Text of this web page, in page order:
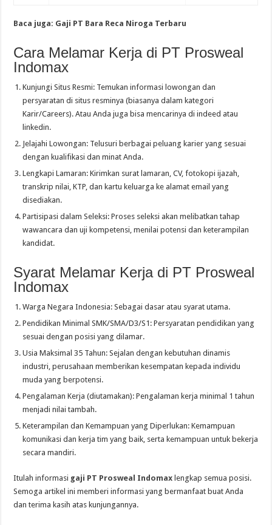
Baca juga: Gaji PT Bara Reca Niroga Terbaru
Cara Melamar Kerja di PT Prosweal
Indomax
Kunjungi Situs Resmi: Temukan informasi lowongan dan
persyaratan di situs resminya (biasanya dalam kategori
Karir/Careers). Atau Anda juga bisa mencarinya di indeed atau
linkedin.
Jelajahi Lowongan: Telusuri berbagai peluang karier yang sesuai
dengan kualifikasi dan minat Anda.
Lengkapi Lamaran: Kirimkan surat lamaran, CV, fotokopi ijazah,
transkrip nilai, KTP, dan kartu keluarga ke alamat email yang
disediakan.
Partisipasi dalam Seleksi: Proses seleksi akan melibatkan tahap
wawancara dan uji kompetensi, menilai potensi dan keterampilan
kandidat.
Syarat Melamar Kerja di PT Prosweal
Indomax
Warga Negara Indonesia: Sebagai dasar atau syarat utama.
Pendidikan Minimal SMK/SMA/D3/S1: Persyaratan pendidikan yang
sesuai dengan posisi yang dilamar.
Usia Maksimal 35 Tahun: Sejalan dengan kebutuhan dinamis
industri, perusahaan memberikan kesempatan kepada individu
muda yang berpotensi.
Pengalaman Kerja (diutamakan): Pengalaman kerja minimal 1 tahun
menjadi nilai tambah.
Keterampilan dan Kemampuan yang Diperlukan: Kemampuan
komunikasi dan kerja tim yang baik, serta kemampuan untuk bekerja
secara mandiri.
Itulah informasi gaji PT Prosweal Indomax lengkap semua posisi.
Semoga artikel ini memberi informasi yang bermanfaat buat Anda
dan terima kasih atas kunjungannya.